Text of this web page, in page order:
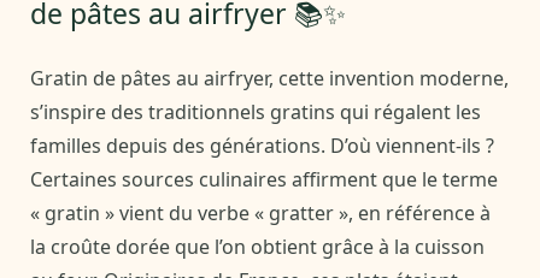
de pâtes au airfryer 📚✨
Gratin de pâtes au airfryer, cette invention moderne,
s’inspire des traditionnels gratins qui régalent les
familles depuis des générations. D’où viennent-ils ?
Certaines sources culinaires affirment que le terme
« gratin » vient du verbe « gratter », en référence à
la croûte dorée que l’on obtient grâce à la cuisson